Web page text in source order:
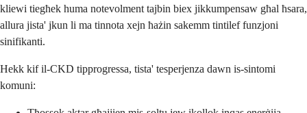
kliewi tiegħek huma notevolment tajbin biex jikkumpensaw għal ħsara,
allura jista' jkun li ma tinnota xejn ħażin sakemm tintilef funzjoni
sinifikanti.
Hekk kif il-CKD tipprogressa, tista' tesperjenza dawn is-sintomi
komuni: